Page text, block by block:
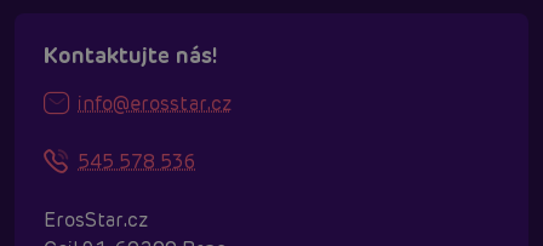
Kontaktujte nás!
info@erosstar.cz
545 578 536
ErosStar.cz